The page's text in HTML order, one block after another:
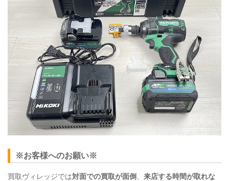
※お客様へのお願い※
買取ヴィレッジでは対面での買取が面倒
来店する時間が取れな